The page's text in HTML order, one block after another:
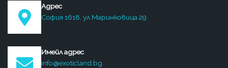
Адрес
София 1618, ул Маринковица 29
Имейл адрес
info@exoticland.bg